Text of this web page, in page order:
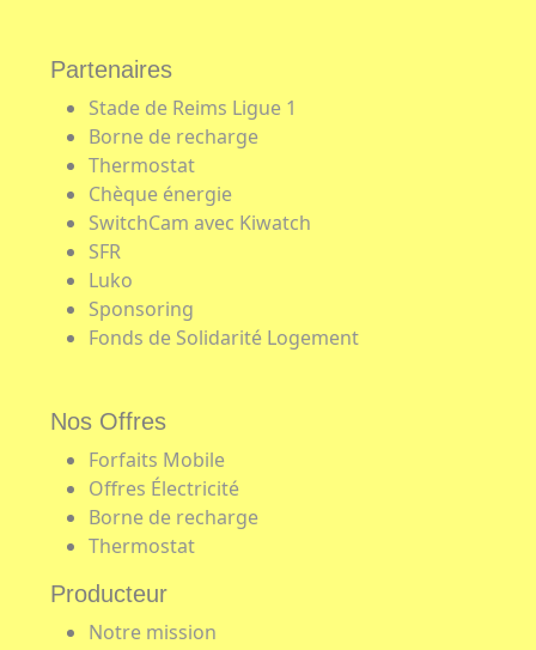
Partenaires
Stade de Reims Ligue 1
Borne de recharge
Thermostat
Chèque énergie
SwitchCam avec Kiwatch
SFR
Luko
Sponsoring
Fonds de Solidarité Logement
Nos Offres
Forfaits Mobile
Offres Électricité
Borne de recharge
Thermostat
Producteur
Notre mission